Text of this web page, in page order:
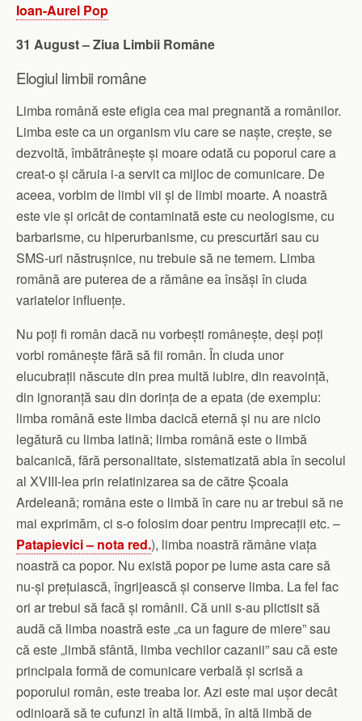
Ioan-Aurel Pop
31 August – Ziua Limbii Române
Elogiul limbii române
Limba română este efigia cea mai pregnantă a românilor.
Limba este ca un organism viu care se naște, crește, se
dezvoltă, îmbătrânește și moare odată cu poporul care a
creat-o și căruia i-a servit ca mijloc de comunicare. De
aceea, vorbim de limbi vii și de limbi moarte. A noastră
este vie și oricât de contaminată este cu neologisme, cu
barbarisme, cu hiperurbanisme, cu prescurtări sau cu
SMS-uri năstrușnice, nu trebuie să ne temem. Limba
română are puterea de a rămâne ea însăși în ciuda
variatelor influențe.
Nu poți fi român dacă nu vorbești românește, deși poți
vorbi românește fără să fii român. În ciuda unor
elucubrații născute din prea multă iubire, din reavoință,
din ignoranță sau din dorința de a epata (de exemplu:
limba română este limba dacică eternă și nu are nicio
legătură cu limba latină; limba română este o limbă
balcanică, fără personalitate, sistematizată abia în secolul
al XVIII-lea prin relatinizarea sa de către Școala
Ardeleană; româna este o limbă în care nu ar trebui să ne
mai exprimăm, ci s-o folosim doar pentru imprecații etc. –
Patapievici – nota red.), limba noastră rămâne viața
noastră ca popor. Nu există popor pe lume asta care să
nu-și prețuiască, îngrijească și conserve limba. La fel fac
ori ar trebui să facă și românii. Că unii s-au plictisit să
audă că limba noastră este „ca un fagure de miere” sau
că este „limbă sfântă, limba vechilor cazanii” sau că este
principala formă de comunicare verbală și scrisă a
poporului român, este treaba lor. Azi este mai ușor decât
odinioară să te cufunzi în altă limbă, în altă limbă de